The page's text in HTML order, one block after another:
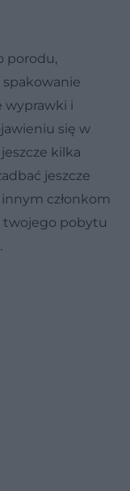
porodu,
spakowanie
wyprawki i
się w
kilka
jeszcze
innym członkom
twojego pobytu